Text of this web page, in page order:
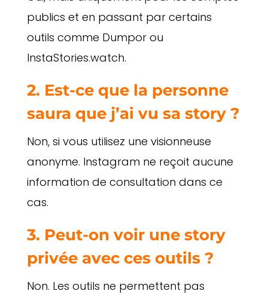
publics et en passant par certains
outils comme Dumpor ou
InstaStories.watch.
2. Est-ce que la personne
saura que j’ai vu sa story ?
Non, si vous utilisez une visionneuse
anonyme. Instagram ne reçoit aucune
information de consultation dans ce
cas.
3. Peut-on voir une story
privée avec ces outils ?
Non. Les outils ne permettent pas